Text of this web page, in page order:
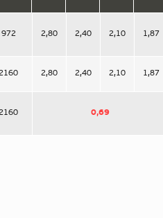
972 2,80 2,40 2,10 1,87
2,80 2,40 2,10 1,87
0,69